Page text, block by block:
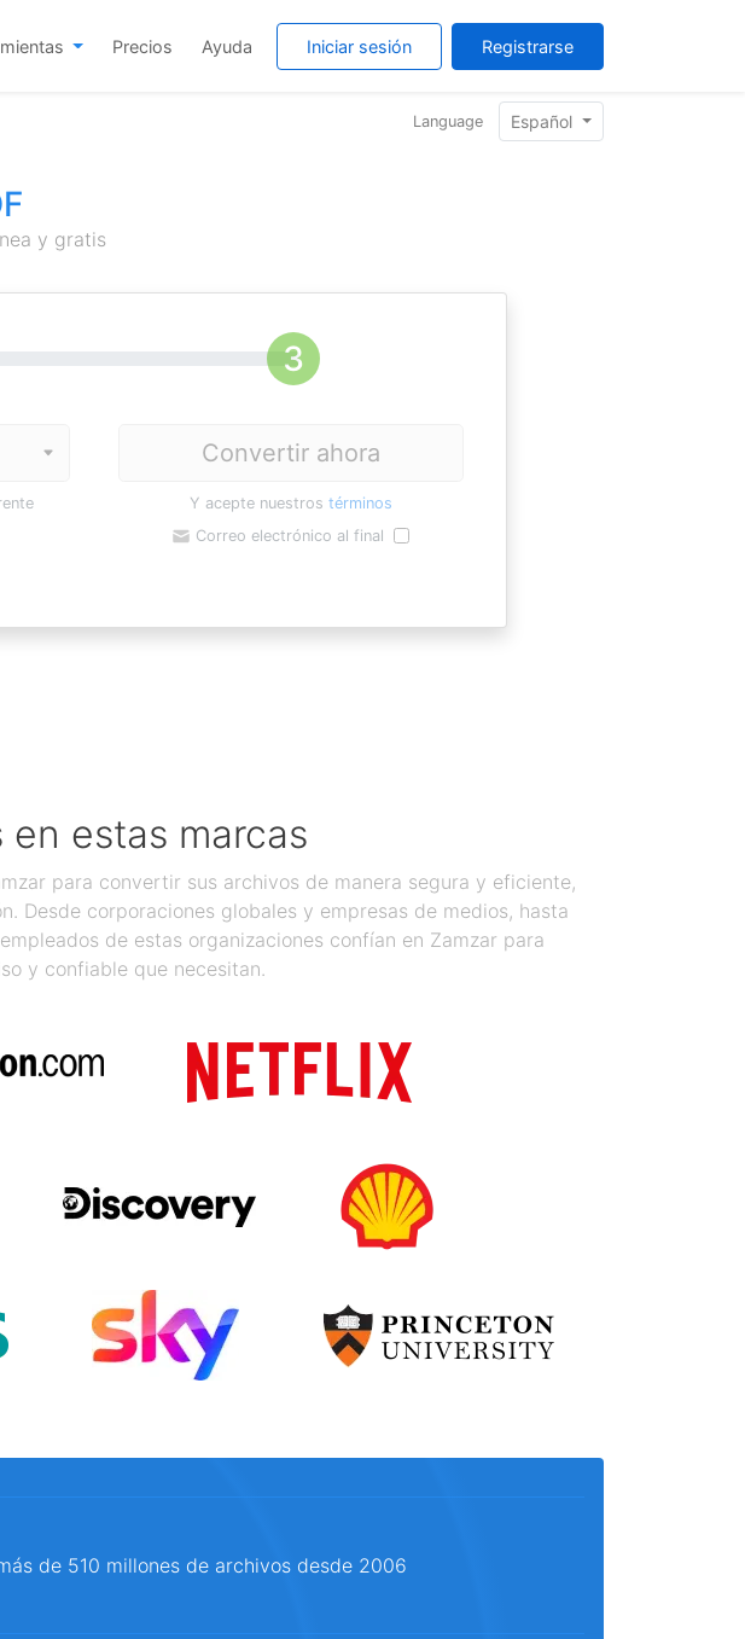
Precios Ayuda Iniciar sesión Registrarse
Language Español
y gratis
Convertir ahora
Y acepte nuestros términos
Correo electrónico al final
estas marcas
para convertir sus archivos de manera segura y eficiente,
Desde corporaciones globales y empresas de medios, hasta
de estas organizaciones confían en Zamzar para
y confiable que necesitan.
de 510 millones de archivos desde 2006